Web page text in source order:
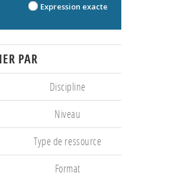
Expression exacte
PAR
Discipline
Niveau
Type de ressource
Format